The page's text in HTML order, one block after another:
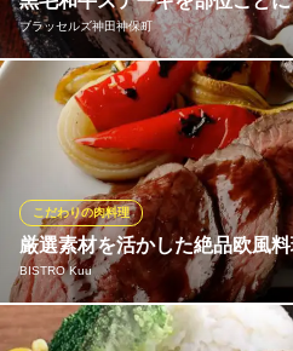
神保町イタリアン Cuore d’oro
骨付き肉とイタリアン
地下鉄半蔵門線神保町駅A5番出
東京都千代田区神田神保町1-14-16 2F
ブラッセルズ神田神保町
その日に合わせた黒毛和牛の部位
岩手県産白金豚Lボーンやその日
ブラッセルズ神田神保町
神保町×熟成肉×ビール
地下鉄半蔵門線神保町駅 徒歩4分
東京都千代田区神田小川町3-16-1
厳選素材を活かした絶品欧風
BISTRO Kuu
こだわりの肉料理
築地をメインに各地のその時期の